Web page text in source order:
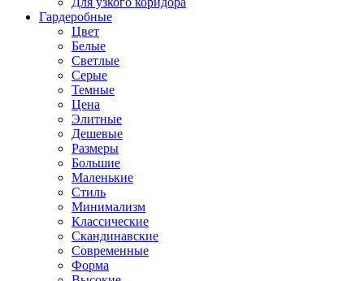
Гардеробные
Цвет
Белые
Светлые
Серые
Темные
Цена
Элитные
Дешевые
Размеры
Большие
Маленькие
Стиль
Минимализм
Классические
Скандинавские
Современные
Форма